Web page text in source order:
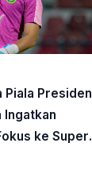
Piala Presiden
Ingatkan
ke Super